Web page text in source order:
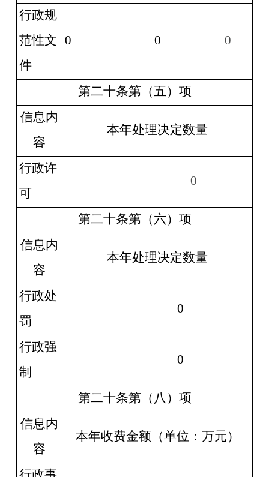
行政规
范性文
件
0 0 0
第二十条第（五）项
信息内
容
本年处理决定数量
行政许
可
0
第二十条第（六）项
信息内
容
本年处理决定数量
行政处
罚
0
行政强
制
0
第二十条第（八）项
信息内
容
本年收费金额（单位：万元）